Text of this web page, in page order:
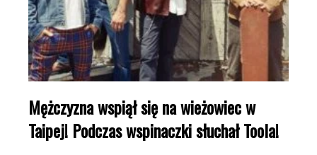
Mężczyzna wspiął się na wieżowiec w
Taipej! Podczas wspinaczki słuchał Toola!